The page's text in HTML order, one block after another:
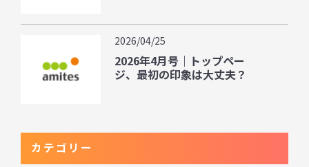
2026/04/25
2026年4月号｜トップペー
ジ、最初の印象は大丈夫？
カテゴリー